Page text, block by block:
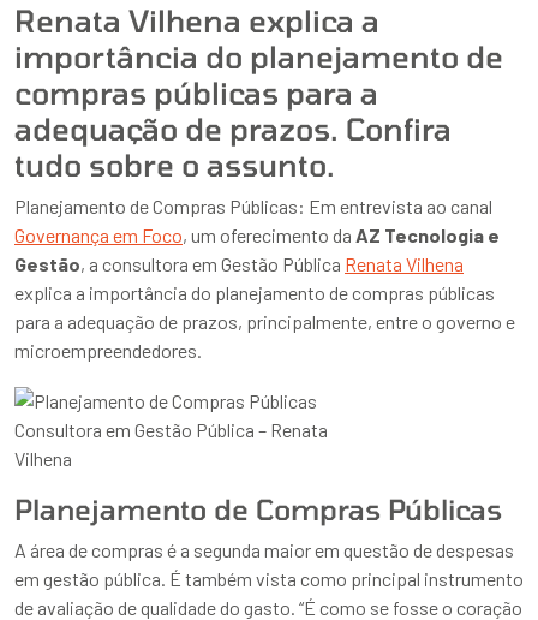
Renata Vilhena explica a
importância do planejamento de
compras públicas para a
adequação de prazos. Confira
tudo sobre o assunto.
Planejamento de Compras Públicas: Em entrevista ao canal
Governança em Foco, um oferecimento da AZ Tecnologia e
Gestão, a consultora em Gestão Pública Renata Vilhena
explica a importância do planejamento de compras públicas
para a adequação de prazos, principalmente, entre o governo e
microempreendedores.
Consultora em Gestão Pública – Renata
Vilhena
Planejamento de Compras Públicas
A área de compras é a segunda maior em questão de despesas
em gestão pública. É também vista como principal instrumento
de avaliação de qualidade do gasto. “É como se fosse o coração